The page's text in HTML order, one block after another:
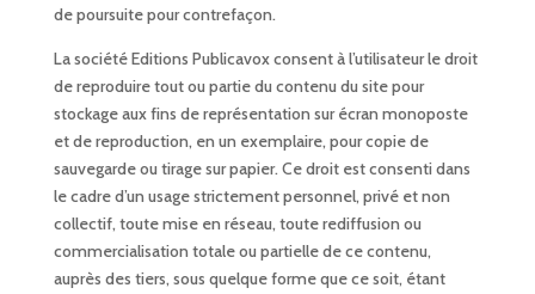
de poursuite pour contrefaçon.
La société Editions Publicavox consent à l’utilisateur le droit
de reproduire tout ou partie du contenu du site pour
stockage aux fins de représentation sur écran monoposte
et de reproduction, en un exemplaire, pour copie de
sauvegarde ou tirage sur papier. Ce droit est consenti dans
le cadre d’un usage strictement personnel, privé et non
collectif, toute mise en réseau, toute rediffusion ou
commercialisation totale ou partielle de ce contenu,
auprès des tiers, sous quelque forme que ce soit, étant